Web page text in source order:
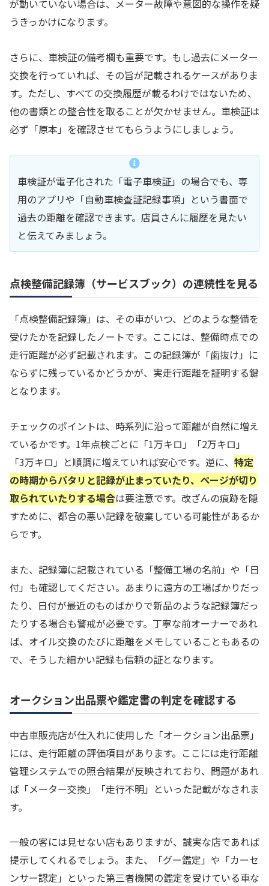
が動いていない場合は、メーター故障や意図的な操作を疑
うきっかけになります。
さらに、車検証の備考欄も重要です。もし過去にメーター
交換を行っていれば、その旨が記載されるケースがありま
す。ただし、すべての交換履歴が載るわけではないため、
他の書類との整合性を取ることが欠かせません。車検証は
必ず「原本」を確認させてもらうようにしましょう。
車検証が電子化された「電子車検証」の場合でも、専
用のアプリや「自動車検査証記録事項」という書面で
過去の距離を確認できます。店員さんに履歴を見たい
と伝えてみましょう。
点検整備記録簿（サービスブック）の連続性を見る
「点検整備記録簿」は、その車がいつ、どのような整備を
受けたかを記録したノートです。ここには、整備時点での
走行距離が必ず記載されます。この記録簿が「歯抜け」に
ならずに残っているかどうかが、実走行距離を証明する鍵
となります。
チェックのポイントは、時系列に沿って距離が自然に増え
ているかです。1年点検ごとに「1万キロ」「2万キロ」
「3万キロ」と順調に増えていれば安心です。逆に、 特定
の時期からパタリと記録が止まっていたり、ページが切り
取られていたりする場合は要注意です。改ざんの痕跡を隠
すために、都合の悪い記録を破棄している可能性があるか
らです。
また、記録簿に記載されている「整備工場の名前」や「日
付」も確認してください。あまりに遠方の工場ばかりだっ
たり、日付が最近のものばかりで新品のような記録簿だっ
たりする場合も警戒が必要です。丁寧な前オーナーであれ
ば、オイル交換のたびに距離をメモしていることもあるの
で、そうした細かい記録も信頼の証となります。
オークション出品票や鑑定書の判定を確認する
中古車販売店が仕入れに使用した「オークション出品票」
には、走行距離の評価項目があります。ここには走行距離
管理システムでの照合結果が反映されており、問題があれ
ば「メーター交換」「走行不明」といった記載がなされま
す。
一般の客には見せない店もありますが、誠実な店であれば
提示してくれるでしょう。また、「グー鑑定」や「カーセ
ンサー認定」といった第三者機関の鑑定を受けている車な